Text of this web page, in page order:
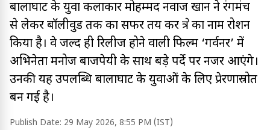
बालाघाट के युवा कलाकार मोहम्मद नवाज खान ने रंगमंच
से लेकर बॉलीवुड तक का सफर तय कर क्षेत्र का नाम रोशन
किया है। वे जल्द ही रिलीज होने वाली फिल्म ‘गर्वनर’ में
अभिनेता मनोज बाजपेयी के साथ बड़े पर्दे पर नजर आएंगे।
उनकी यह उपलब्धि बालाघाट के युवाओं के लिए प्रेरणास्रोत
बन गई है।
Publish Date: 29 May 2026, 8:55 PM (IST)